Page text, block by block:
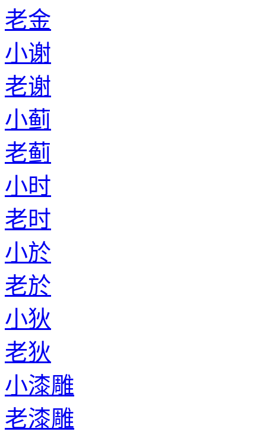
老金
小谢
老谢
小蓟
老蓟
小时
老时
小於
老於
小狄
老狄
小漆雕
老漆雕